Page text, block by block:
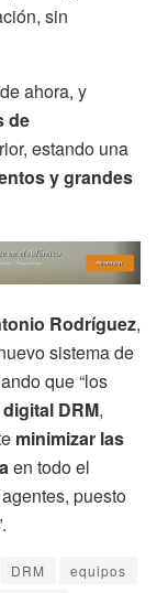
sin
ahora, y
de
estando una
y grandes
Rodríguez,
sistema de
que “los
DRM,
minimizar las
en todo el
puesto
DRM
equipos